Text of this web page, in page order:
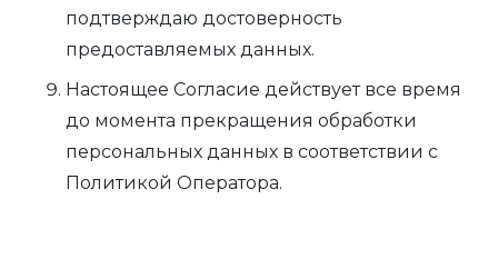
подтверждаю достоверность
предоставляемых данных.
Настоящее Согласие действует все время
до момента прекращения обработки
персональных данных в соответствии с
Политикой Оператора.